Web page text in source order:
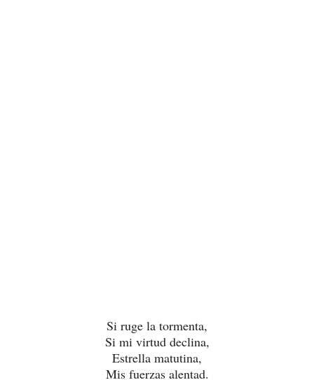
Si ruge la tormenta,
Si mi virtud declina,
Estrella matutina,
Mis fuerzas alentad.